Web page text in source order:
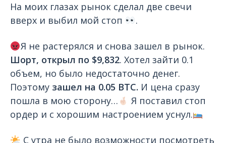
На моих глазах рынок сделал две свечи
вверх и выбил мой стоп
.
Я не растерялся и снова зашел в рынок.
Шорт, открыл по $9,832. Хотел зайти 0.1
объем, но было недостаточно денег.
Поэтому зашел на 0.05 BTC. И цена сразу
пошла в мою сторону…
Я поставил стоп
ордер и с хорошим настроением уснул.
С утра не было возможности посмотреть